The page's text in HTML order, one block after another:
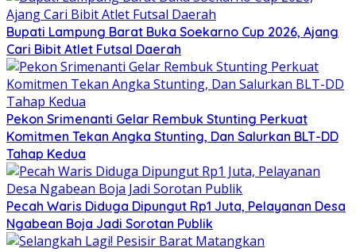
Bupati Lampung Barat Buka Soekarno Cup 2026, Ajang
Cari Bibit Atlet Futsal Daerah
Pekon Srimenanti Gelar Rembuk Stunting Perkuat
Komitmen Tekan Angka Stunting, Dan Salurkan BLT-DD
Tahap Kedua
Pecah Waris Diduga Dipungut Rp1 Juta, Pelayanan Desa
Ngabean Boja Jadi Sorotan Publik